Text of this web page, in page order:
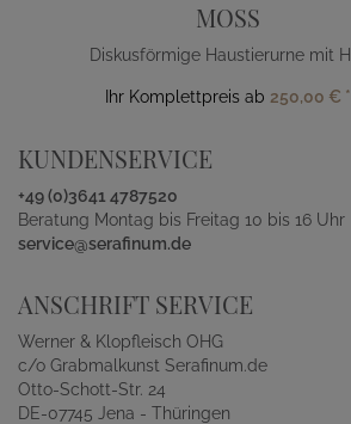
MOSS
Ihr Komplettpreis ab 250,00 € *
KUNDENSERVICE
+49 (0)3641 4787520
Beratung Montag bis Freitag 10 bis 16 Uhr
service@serafinum.de
ANSCHRIFT SERVICE
Werner & Klopfleisch OHG
c/o Grabmalkunst Serafinum.de
Otto-Schott-Str. 24
DE-07745 Jena - Thüringen